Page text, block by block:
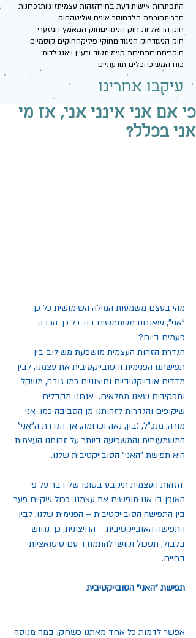
התפתחות אישיתודעת בחירהזהות עצמיתזוגיותזכרונות
חברותחוכמת הלבחוסר אונים שליטהחוק
חוק הדואליות חוק הניגודיםחוק המאמץ המזערי
חוק הניגודחוק הניגודיםחוקי פיזיקהחוקים קוסמיים
חוקריםחירותחירות פנימיתטוב ורעיין ויאנגילדות
כוח המשיכהכלים תודעתיים
עיקבו אחרינו
כי אם אני אינני אני, אז מי
אני בכלל?
מהי בעצם משמעות המילה השימושית כל כך
"אני", שאנחנו משתמשים בה. כל כך הרבה
פעמים ביום?
הגדרת הזהות העצמית מושפעת משילוב בין
תפישתנו הפנימית והסובייקטיבית את עצמנו, לבין
מדדים אובייקטיביים וחיצוניים כמו גובה, משקל
ותפקידים שאנו ממלאים.  אנחנו מקבלים
שיקופים והגדרות לזהותנו מן הסביבה כמו: אני
מורה, מנכ"ל, נבון, נאה וכדומה, אך הגדרת ה"אני"
המשמעותית והמשפיעה ביותר על זהותנו העצמית
היא תפישת "האני" הסובייקטיבית שלנו.
הזהות העצמית תיקבע בסופו של דבר על פי
האופן בו אנו תופשים את עצמנו. ככול שקיים פער
בין התפישה הסובייקטיבית – הפנימית שלנו, לבין
התפישה האובייקטיבית – החיצונית, כך נחוש
בלבול, תסכול וקושי להתמודד עם סיטואציות
בחיים.
תפישת "האני" הסובייקטיבית
אפשר לדמות כל אחד מאתנו כשחקן במה מנוסה